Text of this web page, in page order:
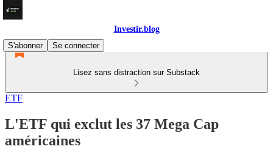
Investir.blog
S'abonner
Se connecter
Lisez sans distraction sur Substack
ETF
L'ETF qui exclut les 37 Mega Cap
américaines